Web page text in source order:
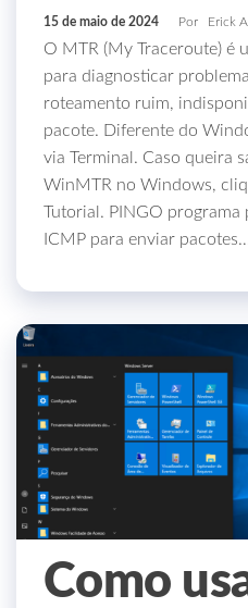
15 de maio de 2024 Por Erick
O MTR (My Traceroute) é
para diagnosticar
roteamento ruim,
pacote. Diferente do
via Terminal. Caso queira
WinMTR no Windows,
Tutorial. PINGO
ICMP para enviar pacotes…
Como